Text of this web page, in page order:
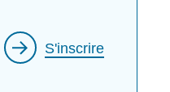
S'inscrire